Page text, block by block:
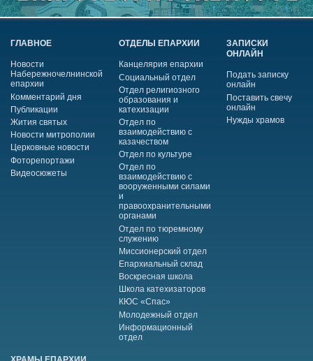
ГЛАВНОЕ
Новости
Набережночелнинской
епархии
Комментарий дня
Публикации
Жития святых
Новости митрополии
Церковные новости
Фоторепортажи
Видеосюжеты
ОТДЕЛЫ ЕПАРХИИ
Канцелярия епархии
Социальный отдел
Отдел религиозного
образования и
катехизации
Отдел по
взаимодействию с
казачеством
Отдел по культуре
Отдел по
взаимодействию с
вооруженными силами
и
правоохранительными
органами
Отдел по тюремному
служению
Миссионерский отдел
Епархиальный склад
Воскресная школа
Школа катехизаторов
КЮС «Спас»
Молодежный отдел
Информационный
отдел
ЗАПИСКИ
ОНЛАЙН
Подать записку
онлайн
Поставить свечу
онлайн
Нужды храмов